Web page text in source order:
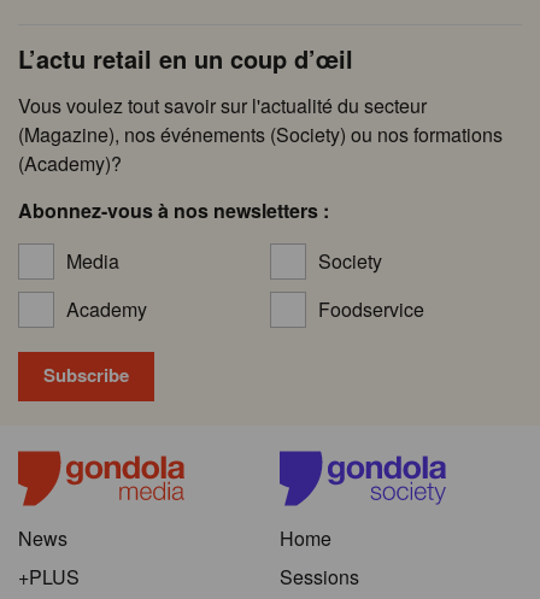
L’actu retail en un coup d’œil
Vous voulez tout savoir sur l'actualité du secteur
(Magazine), nos événements (Society) ou nos formations
(Academy)?
Abonnez-vous à nos newsletters :
Media
Society
Academy
Foodservice
News
+PLUS
Home
Sessions